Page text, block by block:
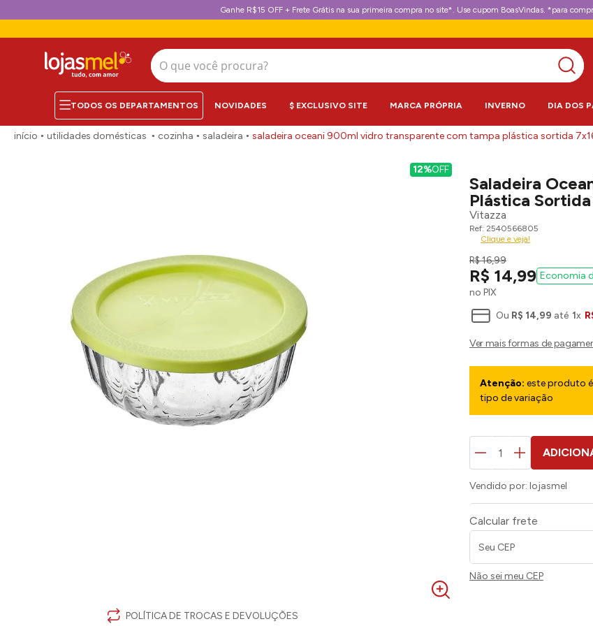
Ganhe R$15 OFF + Frete Grátis na sua primeira compra no site*. Use cupom BoasVindas. *para
O que você procura?
NOVIDADES $ EXCLUSIVO SITE MARCA PRÓPRIA INVERNO DIA DOS
utilidades domésticas cozinha saladeira saladeira oceani 900ml vidro transparente com tampa plástica sortida
12%OFF
POLÍTICA DE TROCAS E DEVOLUÇÕES
Saladeira
Plástica
Vitazza
2540566805
Clique e veja!
R$16,99
R$ 14,99
no PIX
Ou R$ 14,99 até 1x
Atenção: este produto
tipo de variação
Vendido por: lojasmel
Calcular frete
Não sei meu CEP